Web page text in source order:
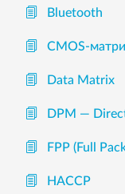
Bluetooth
CMOS-
Data Matrix
DPM —
FPP (Full
HACCP